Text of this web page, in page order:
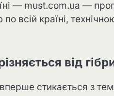
— must.com.ua —
всій країні,
від
стикається з